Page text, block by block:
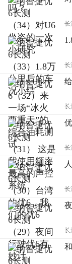
长
长
长
长
长
长